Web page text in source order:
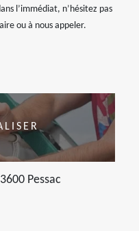
l’immédiat, n’hésitez pas
ou à nous appeler.
Pessac